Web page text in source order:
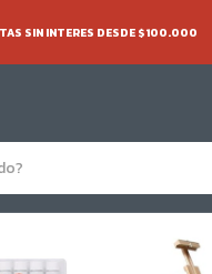
SIN INTERES DESDE $100.000